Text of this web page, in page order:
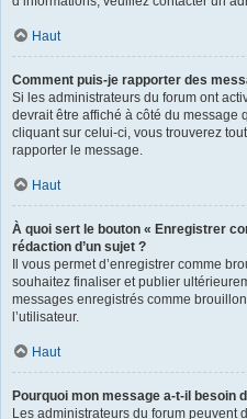
Haut
Comment puis-je rapporter des
Si les administrateurs du forum ont
devrait être affiché à côté du message
cliquant sur celui-ci, vous trouverez
rapporter le message.
Haut
À quoi sert le bouton « Enregistrer
rédaction d’un sujet ?
Il vous permet d’enregistrer comme
souhaitez finaliser et publier
messages enregistrés comme
l’utilisateur.
Haut
Pourquoi mon message a-t-il besoin
Les administrateurs du forum peuvent